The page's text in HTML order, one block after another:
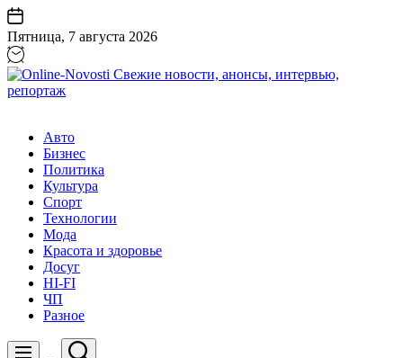
Перейти
к
содержанию
Пятница, 7 августа 2026
Свежие
новости,
анонсы,
интервью,
репортаж
Авто
Бизнес
Политика
Культура
Спорт
Технологии
Мода
Красота и здоровье
Досуг
HI-FI
ЧП
Разное
Меню
Поиск